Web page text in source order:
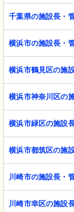
千葉県の施設長・
横浜市の施設長・
横浜市鶴見区の施
横浜市神奈川区の
横浜市緑区の施設
横浜市都筑区の施
川崎市の施設長・
川崎市幸区の施設